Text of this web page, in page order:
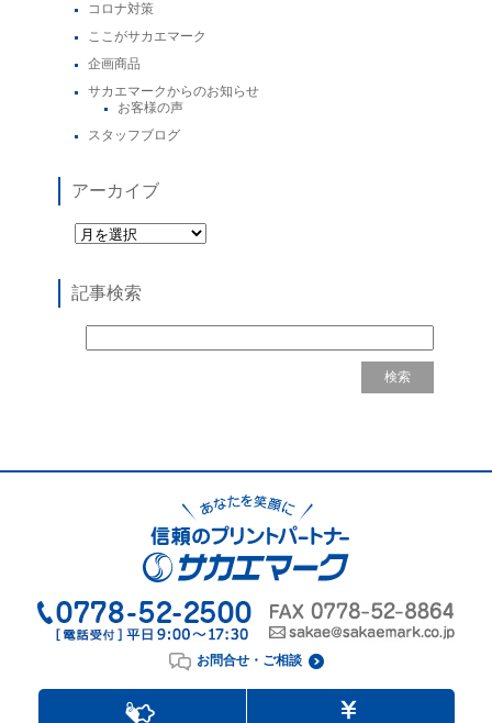
コロナ対策
ここがサカエマーク
企画商品
サカエマークからのお知らせ
お客様の声
スタッフブログ
アーカイブ
記事検索
お問合せ・ご相談